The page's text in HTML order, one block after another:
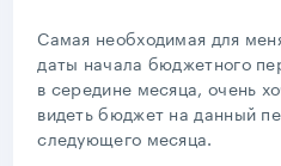
Самая необходимая для
даты начала бюджетного
в середине месяца, очень
видеть бюджет на данный
следующего месяца.